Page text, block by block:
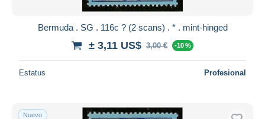
Bermuda . SG . 116c ? (2 scans) . * . mint-hinged
± 3,11 US$ 3,00 € -10 %
Estatus Profesional
Nuevo